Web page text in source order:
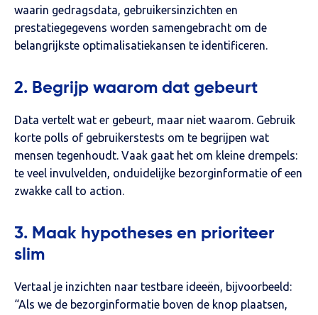
waarin gedragsdata, gebruikersinzichten en
prestatiegegevens worden samengebracht om de
belangrijkste optimalisatiekansen te identificeren.
2. Begrijp waarom dat gebeurt
Data vertelt wat er gebeurt, maar niet waarom. Gebruik
korte polls of gebruikerstests om te begrijpen wat
mensen tegenhoudt. Vaak gaat het om kleine drempels:
te veel invulvelden, onduidelijke bezorginformatie of een
zwakke call to action.
3. Maak hypotheses en prioriteer
slim
Vertaal je inzichten naar testbare ideeën, bijvoorbeeld:
“Als we de bezorginformatie boven de knop plaatsen,